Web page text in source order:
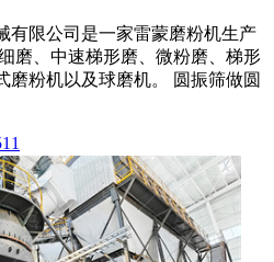
有限公司是一家雷蒙磨粉机生产
磨、中速梯形磨、微粉磨、梯形
磨粉机以及球磨机。 圆振筛做圆